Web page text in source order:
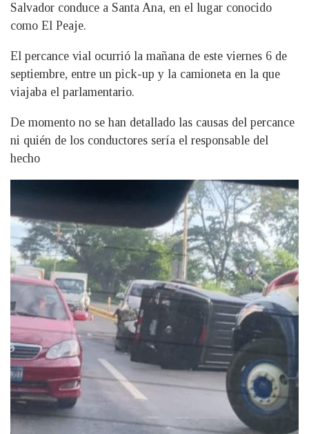
Salvador conduce a Santa Ana, en el lugar conocido
como El Peaje.
El percance vial ocurrió la mañana de este viernes 6 de
septiembre, entre un pick-up y la camioneta en la que
viajaba el parlamentario.
De momento no se han detallado las causas del percance
ni quién de los conductores sería el responsable del
hecho